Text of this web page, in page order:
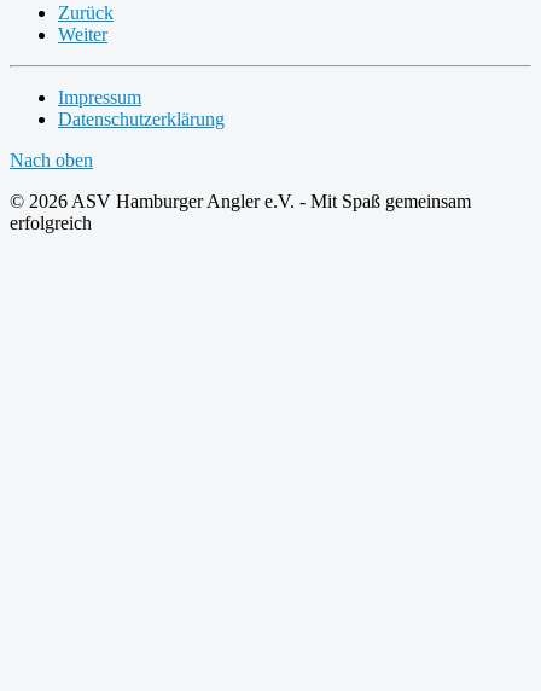
Zurück
Weiter
Impressum
Datenschutzerklärung
Nach oben
© 2026 ASV Hamburger Angler e.V. - Mit Spaß gemeinsam
erfolgreich